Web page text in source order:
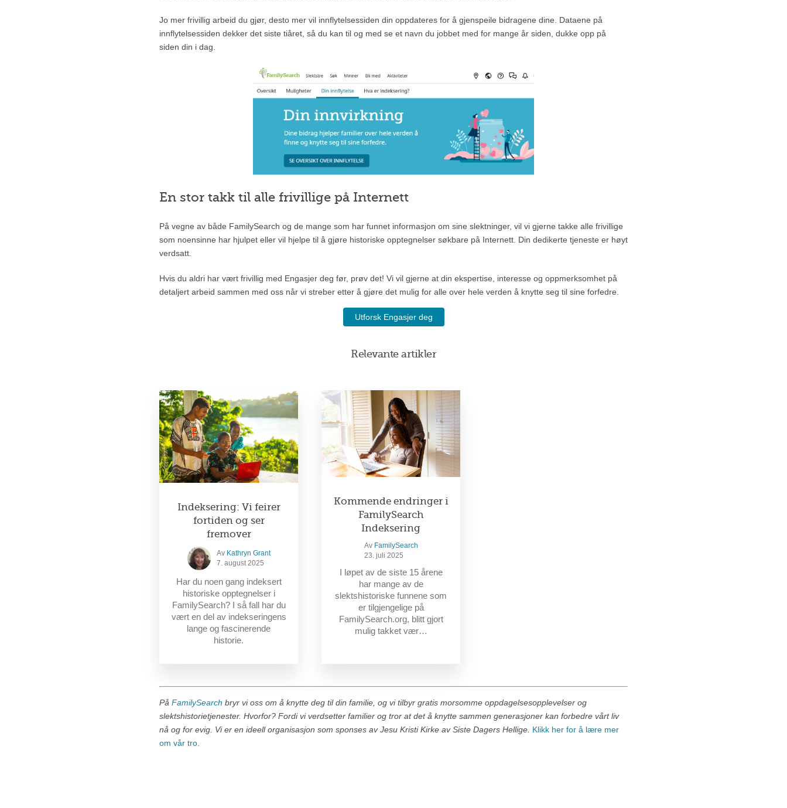
Jo mer frivillig arbeid du gjør, desto mer vil innflytelsessiden din oppdateres for å gjenspeile bidragene dine. Dataene på
innflytelsessiden dekker det siste tiåret, så du kan til og med se et navn du jobbet med for mange år siden, dukke opp på
siden din i dag.
En stor takk til alle frivillige på Internett
På vegne av både FamilySearch og de mange som har funnet informasjon om sine slektninger, vil vi gjerne takke alle frivillige
som noensinne har hjulpet eller vil hjelpe til å gjøre historiske opptegnelser søkbare på Internett. Din dedikerte tjeneste er høyt
verdsatt.
Hvis du aldri har vært frivillig med Engasjer deg før, prøv det! Vi vil gjerne at din ekspertise, interesse og oppmerksomhet på
detaljert arbeid sammen med oss når vi streber etter å gjøre det mulig for alle over hele verden å knytte seg til sine forfedre.
Utforsk Engasjer deg
Relevante artikler
Indeksering: Vi feirer
fortiden og ser
fremover
Av Kathryn Grant
7. august 2025
Har du noen gang indeksert
historiske opptegnelser i
FamilySearch? I så fall har du
vært en del av indekseringens
lange og fascinerende
historie.
Kommende endringer i
FamilySearch
Indeksering
Av FamilySearch
23. juli 2025
I løpet av de siste 15 årene
har mange av de
slektshistoriske funnene som
er tilgjengelige på
FamilySearch.org, blitt gjort
mulig takket vær…
På FamilySearch bryr vi oss om å knytte deg til din familie, og vi tilbyr gratis morsomme oppdagelsesopplevelser og
slektshistorietjenester. Hvorfor? Fordi vi verdsetter familier og tror at det å knytte sammen generasjoner kan forbedre vårt liv
nå og for evig. Vi er en ideell organisasjon som sponses av Jesu Kristi Kirke av Siste Dagers Hellige. Klikk her for å lære mer
om vår tro